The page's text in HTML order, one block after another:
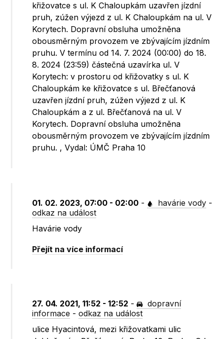
křižovatce s ul. K Chaloupkám uzavřen jízdní
pruh, zúžen výjezd z ul. K Chaloupkám na ul. V
Korytech. Dopravní obsluha umožněna
obousměrným provozem ve zbývajícím jízdním
pruhu. V termínu od 14. 7. 2024 (00:00) do 18.
8. 2024 (23:59) částečná uzavírka ul. V
Korytech: v prostoru od křižovatky s ul. K
Chaloupkám ke křižovatce s ul. Břečťanová
uzavřen jízdní pruh, zúžen výjezd z ul. K
Chaloupkám a z ul. Břečťanová na ul. V
Korytech. Dopravní obsluha umožněna
obousměrným provozem ve zbývajícím jízdním
pruhu. , Vydal: ÚMČ Praha 10
01. 02. 2023, 07:00 - 02:00 - havárie vody -
odkaz na událost
Havárie vody
Přejít na více informací
27. 04. 2021, 11:52 - 12:52 -
dopravní
informace -odkaz na událost
ulice Hyacintová, mezi křižovatkami ulic